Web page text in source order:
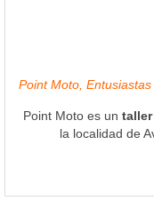
Point Moto,
Point Moto es un taller
la localidad de